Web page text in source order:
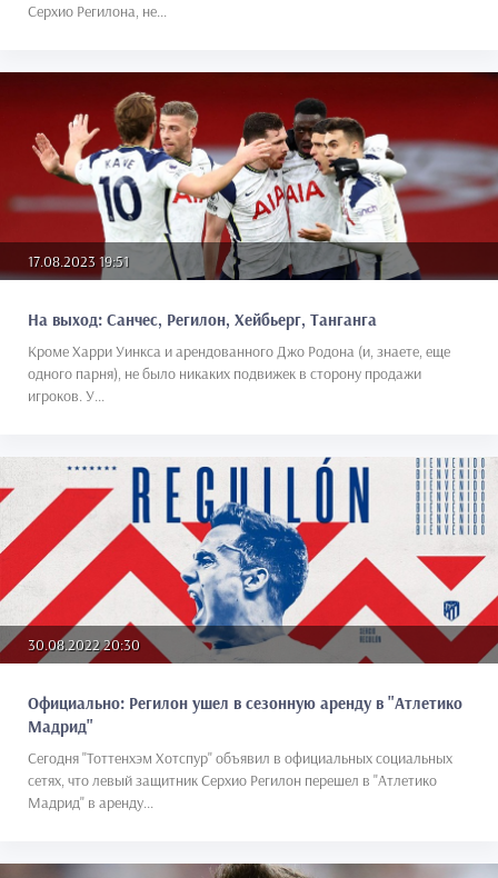
Серхио Регилона, не...
17.08.2023 19:51
На выход: Санчес, Регилон, Хейбьерг, Танганга
Кроме Харри Уинкса и арендованного Джо Родона (и, знаете, еще
одного парня), не было никаких подвижек в сторону продажи
игроков. У...
30.08.2022 20:30
Официально: Регилон ушел в сезонную аренду в "Атлетико
Мадрид"
Сегодня "Тоттенхэм Хотспур" объявил в официальных социальных
сетях, что левый защитник Серхио Регилон перешел в "Атлетико
Мадрид" в аренду...